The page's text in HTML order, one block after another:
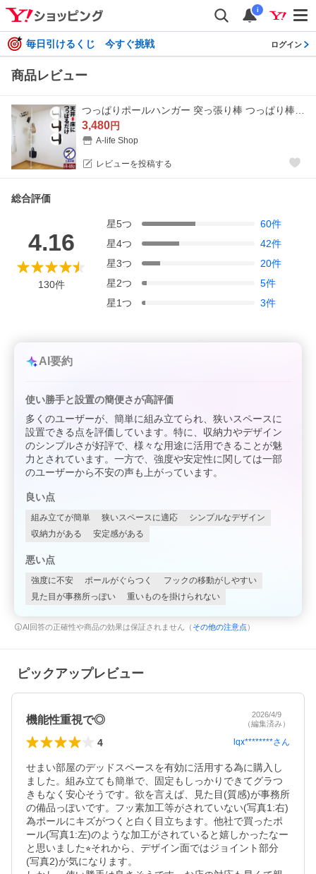
i
毎日引けるくじ 今すぐ挑戦 ログイン
商品レビュー
3,480円
A-life Shop
レビューを投稿する
総合評価
4.16
130件
星5つ 60件
星4つ 42件
星3つ 20件
星2つ 5件
星1つ 3件
AI要約
使い勝手と設置の簡便さが高評価
多くのユーザーが、簡単に組み立てられ、狭いスペースに
設置できる点を評価しています。特に、収納力やデザイン
のシンプルさが好評で、様々な用途に活用できることが魅
力とされています。一方で、強度や安定性に関しては一部
のユーザーから不安の声も上がっています。
良い点
組み立てが簡単 狭いスペースに適応
シンプルなデザイン
収納力がある
安定感がある
悪い点
強度に不安 ポールがぐらつく
フックの移動がしやすい
見た目が事務所っぽい
重いものを掛けられない
AI回答の正確性や商品の効果は保証されません（ その他の注意点 ）
ピックアップレビュー
機能性重視で◎
2026/4/9
（編集済み）
4 lqx********さん
せまい部屋のデッドスペースを有効に活用する為に購入し
ました。組み立ても簡単で、固定もしっかりできてグラつ
きもなく安心そうです。欲を言えば、見た目(質感)が事務所
の備品っぽいです。フッ素加工等がされていない(写真1:右)
為ポールにキズがつくと白く目立ちます。他社で買ったポ
ール(写真1:左)のような加工がされていると嬉しかったなー
と思いました⭐︎それから、デザイン面ではジョイント部分
(写真2)が気になります。